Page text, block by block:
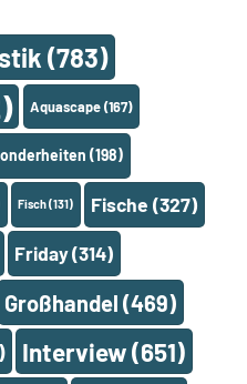
(783)
Aquascape(167)
(198)
Fisch(131) Fische (327)
Friday(314)
Großhandel (469)
Interview(651)